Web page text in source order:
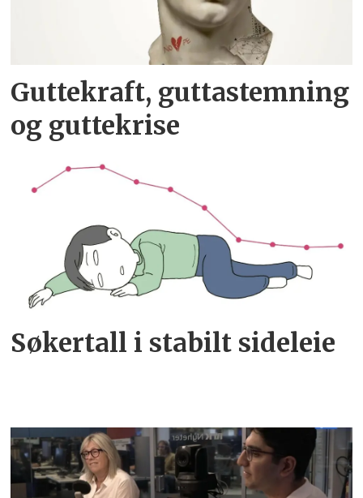
Guttekraft, guttastemning
og guttekrise
Søkertall i stabilt sideleie